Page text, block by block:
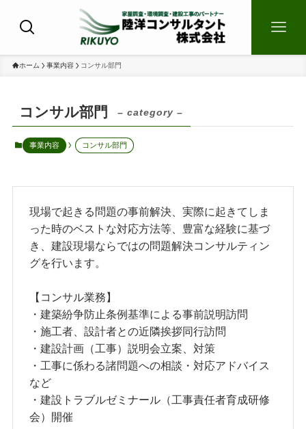
ホーム 事業内容 コンサル部門
コンサル部門 – category –
事業内容 コンサル部門
現場で起きる問題の事前解決、実際に起きてしま
った時のベストな対応方法等、豊富な経験に基づ
き、建設現場ならではの問題解決コンサルティン
グを行います。
【コンサル業務】
・建築紛争防止条例基準による事前説明訪問
・施工者、設計者との近隣挨拶同行訪問
・建設計画（工事）説明会立案、対策
・工事に係わる諸問題への相談・対応アドバイス
など
・建設トラブルゼミナール（工事責任者育成研修
会）開催